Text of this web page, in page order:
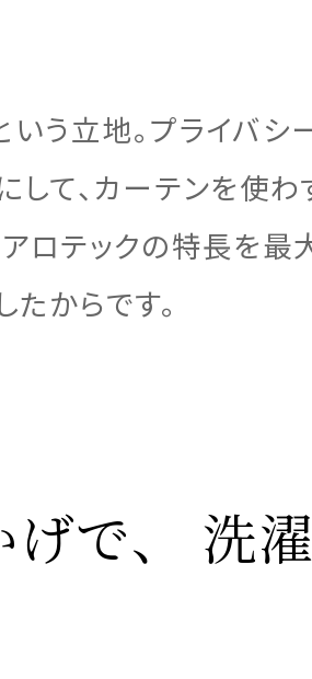
う立地。プライバシ
して、カーテンを使
ロテックの特長を最
からです。
で、 洗